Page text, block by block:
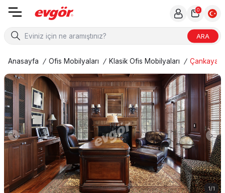
ARA
0
Anasayfa / Ofis Mobilyaları / Klasik Ofis Mobilyaları / Çankaya
1/1